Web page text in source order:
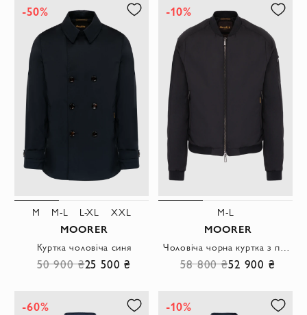
-50%
M M-L L-XL XXL
MOORER
Куртка чоловіча синя
50 900 ₴25 500 ₴
-10%
M-L
MOORER
58 800 ₴52 900 ₴
-60% -10%